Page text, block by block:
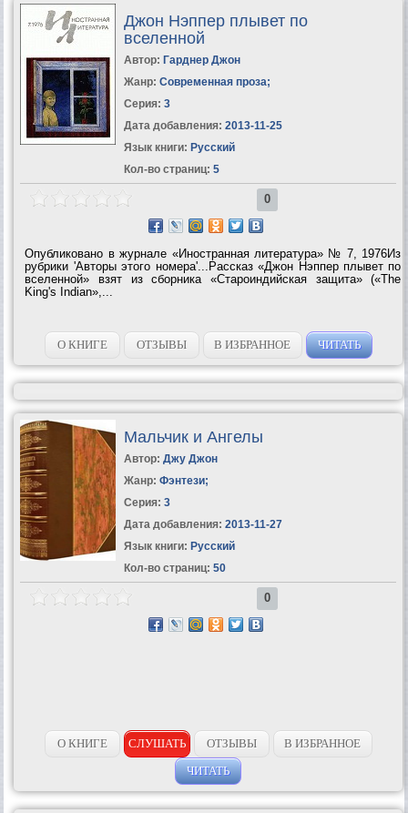
Джон Нэппер плывет по
вселенной
Автор: Гарднер Джон
Жанр: Современная проза;
Серия: 3
Дата добавления: 2013-11-25
Язык книги: Русский
Кол-во страниц: 5
0
Опубликовано в журнале «Иностранная литература» № 7, 1976Из
рубрики 'Авторы этого номера'...Рассказ «Джон Нэппер плывет по
вселенной» взят из сборника «Староиндийская защита» («The
King's Indian»,...
О КНИГЕ ОТЗЫВЫ В ИЗБРАННОЕ ЧИТАТЬ
Мальчик и Ангелы
Автор: Джу Джон
Жанр: Фэнтези;
Серия: 3
Дата добавления: 2013-11-27
Язык книги: Русский
Кол-во страниц: 50
0
О КНИГЕ СЛУШАТЬ ОТЗЫВЫ
В ИЗБРАННОЕ
ЧИТАТЬ